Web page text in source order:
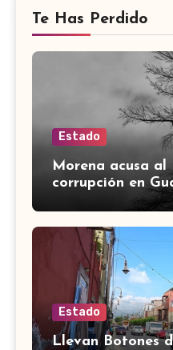
Te Has Perdido
Estado
Morena acusa al
corrupción en
desfalco de 107
Alto
Estado
Llevan Botones